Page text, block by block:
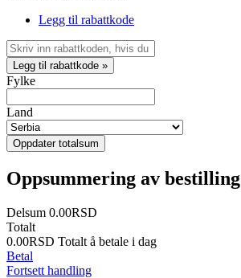
Legg til rabattkode
Legg til rabattkode »
Fylke
Land
Oppdater totalsum
Oppsummering av bestilling
Delsum 0.00RSD
Totalt
0.00RSD Totalt å betale i dag
Betal
Fortsett handling